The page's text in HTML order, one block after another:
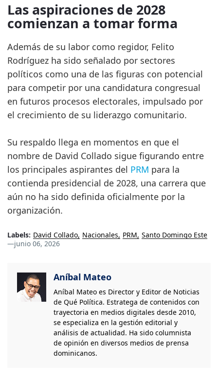
Las aspiraciones de 2028
comienzan a tomar forma
Además de su labor como regidor, Felito
Rodríguez ha sido señalado por sectores
políticos como una de las figuras con potencial
para competir por una candidatura congresual
en futuros procesos electorales, impulsado por
el crecimiento de su liderazgo comunitario.
Su respaldo llega en momentos en que el
nombre de David Collado sigue figurando entre
los principales aspirantes del PRM para la
contienda presidencial de 2028, una carrera que
aún no ha sido definida oficialmente por la
organización.
Labels: David Collado Nacionales PRM Santo Domingo Este
—junio 06, 2026
Aníbal Mateo
Aníbal Mateo es Director y Editor de Noticias
de Qué Política. Estratega de contenidos con
trayectoria en medios digitales desde 2010,
se especializa en la gestión editorial y
análisis de actualidad. Ha sido columnista
de opinión en diversos medios de prensa
dominicanos.